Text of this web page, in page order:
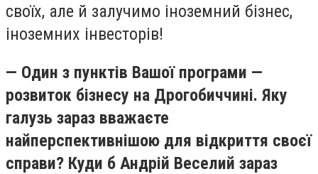
своїх, але й залучимо іноземний бізнес,
іноземних інвесторів!
— Один з пунктів Вашої програми —
розвиток бізнесу на Дрогобиччині. Яку
галузь зараз вважаєте
найперспективнішою для відкриття своєї
справи? Куди б Андрій Веселий зараз